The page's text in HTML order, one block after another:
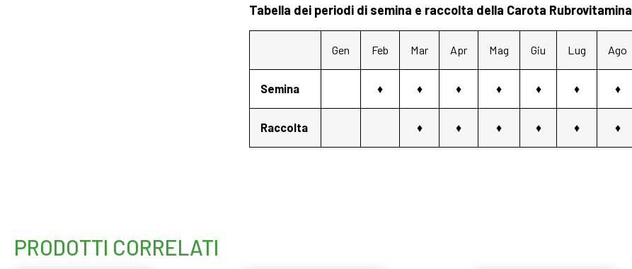
Tabella dei periodi di semina e raccolta della Carota Rubrovitamina
Gen Feb Mar Apr Mag Giu Lug Ago
Semina ♦ ♦ ♦ ♦ ♦ ♦ ♦
Raccolta ♦ ♦ ♦ ♦ ♦ ♦
PRODOTTI CORRELATI